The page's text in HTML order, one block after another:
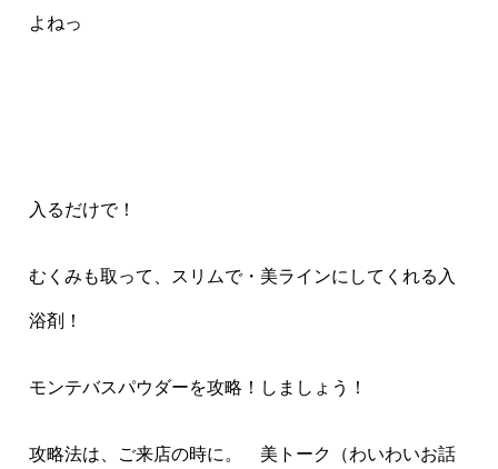
よねっ
入るだけで！
むくみも取って、スリムで・美ラインにしてくれる入
浴剤！
モンテバスパウダーを攻略！しましょう！
攻略法は、ご来店の時に。 美トーク（わいわいお話